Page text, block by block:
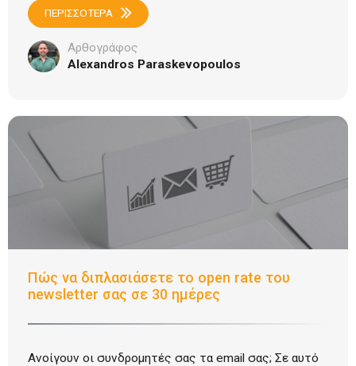
ΠΕΡΙΣΣΟΤΕΡΑ
Αρθογράφος
Alexandros Paraskevopoulos
Πώς να διπλασιάσετε το open rate του
newsletter σας σε 30 ημέρες
Ανοίγουν οι συνδρομητές σας τα email σας; Σε αυτό